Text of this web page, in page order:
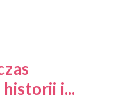
i...